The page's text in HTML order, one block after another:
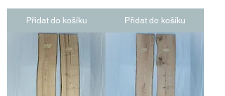
Přidat do košíku Přidat do košíku